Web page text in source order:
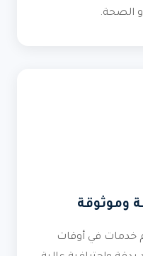
الصحة.
وموثوقة
خدمات في أوقات